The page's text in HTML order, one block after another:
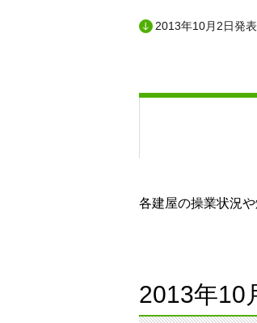
2013年10月2日発
各建屋の操業状況
2013年10